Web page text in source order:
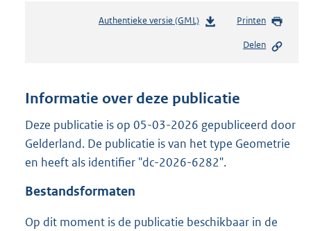
Authentieke versie (GML)b
n
s
r
o
e
Printen
Delen
Informatie over deze publicatie
Deze publicatie is op 05-03-2026 gepubliceerd door
Gelderland. De publicatie is van het type Geometrie
en heeft als identifier "dc-2026-6282".
Bestandsformaten
Op dit moment is de publicatie beschikbaar in de